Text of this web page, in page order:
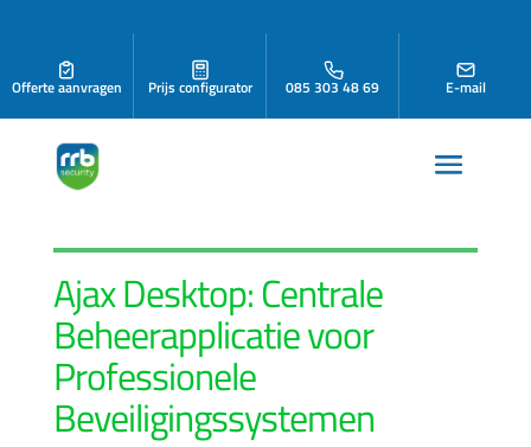
Offerte aanvragen Prijs configurator 085 303 48 69 E-mail
Ajax Desktop: Centrale
Beheerapplicatie voor
Professionele
Beveiligingssystemen